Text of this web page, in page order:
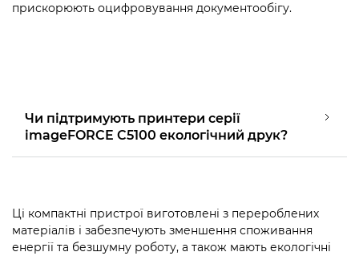
прискорюють оцифровування документообігу.
Чи підтримують принтери серії
imageFORCE C5100 екологічний друк?
Ці компактні пристрої виготовлені з перероблених
матеріалів і забезпечують зменшення споживання
енергії та безшумну роботу, а також мають екологічні